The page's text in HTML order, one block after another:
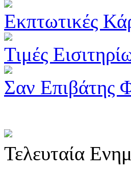
Εκπτωτικές
Τιμές
Σαν Επιβάτης
Τελευταία